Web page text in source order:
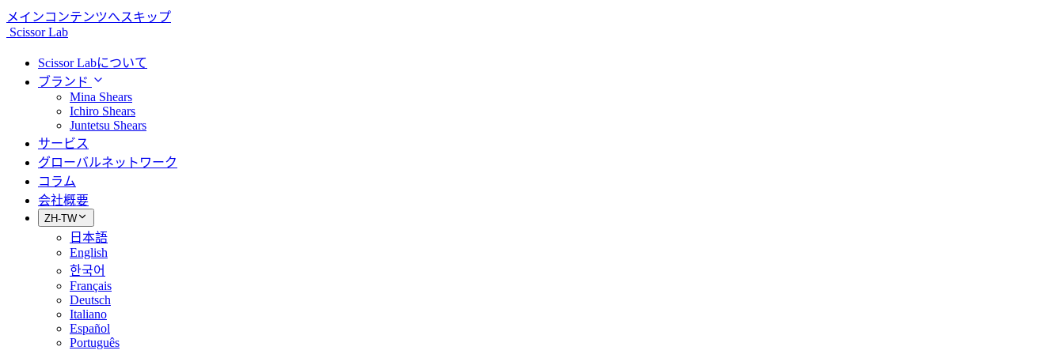
メインコンテンツへスキップ
Scissor Lab
Scissor Labについて
ブランド
Mina Shears
Ichiro Shears
Juntetsu Shears
サービス
グローバルネットワーク
コラム
会社概要
ZH-TW
日本語
English
한국어
Français
Deutsch
Italiano
Español
Português